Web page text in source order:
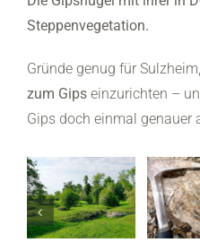
Steppenvegetation.
Gründe genug für
zum Gipseinzurichten –
Gips doch einmal genauer